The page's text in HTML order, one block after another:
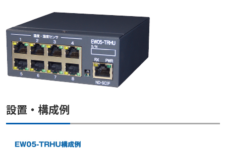
設置・構成例